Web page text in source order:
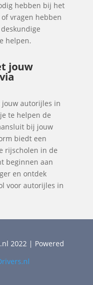
hebben bij het
vragen hebben
helpen.
jouw
jouw autorijles in
te helpen de
bij jouw
biedt een
rijscholen in de
beginnen aan
en ontdek
voor autorijles in
2022 | Powered